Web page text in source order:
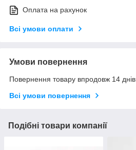
Оплата на рахунок
Всі умови оплати
Умови повернення
Повернення товару впродовж 14
Всі умови повернення
Подібні товари компанії